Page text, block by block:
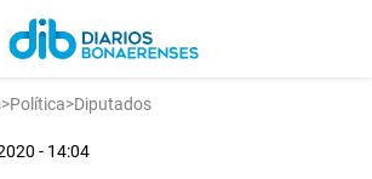
>Política>Diputados
- 14:04